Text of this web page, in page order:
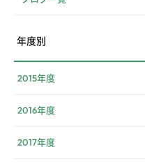
年度別
2015年度
2016年度
2017年度